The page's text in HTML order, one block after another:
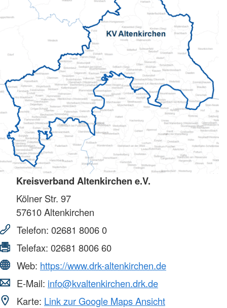
Kreisverband Altenkirchen e.V.
Kölner Str. 97
57610Altenkirchen
Telefon: 02681 8006 0
Telefax: 02681 8006 60
Web: https://www.drk-altenkirchen.de
E-Mail: info@kvaltenkirchen.drk.de
Karte: Link zur Google Maps Ansicht